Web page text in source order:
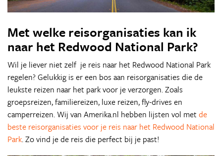
Met welke reisorganisaties kan ik
naar het Redwood National Park?
Wil je liever niet zelf je reis naar het Redwood National Park
regelen? Gelukkig is er een bos aan reisorganisaties die de
leukste reizen naar het park voor je verzorgen. Zoals
groepsreizen, familiereizen, luxe reizen, fly-drives en
camperreizen. Wij van Amerika.nl hebben lijsten vol met de
beste reisorganisaties voor je reis naar het Redwood National
Park. Zo vind je de reis die perfect bij je past!